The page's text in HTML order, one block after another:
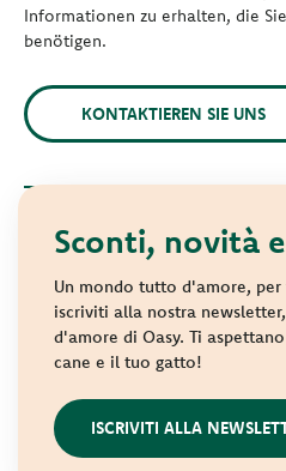
Sconti, novità
Un mondo tutto d'amore,
iscriviti alla nostra
d'amore di Oasy. Ti
cane e il tuo gatto!
ISCRIVITI ALLA
Informationen zu erhalten, die Sie
benötigen.
KONTAKTIEREN SIE UNS
© 2021 Oasy. Alle
Wonderfood S.p.A. Strada dei
San Marino -
Privacy policy-